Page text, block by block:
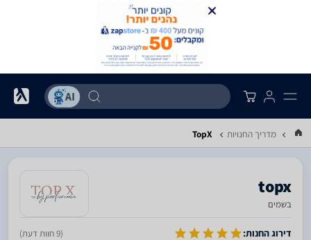
מדריך החנויות TopX
topx
בשמים
דירוג החנות: (9 חוות דעת) סגור